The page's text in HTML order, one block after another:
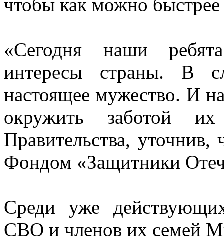
чтобы как можно
«Сегодня наши
интересы страны. В
настоящее мужество. И
окружить заботой
Правительства, уточнив,
Фондом «Защитники
Среди уже
СВО и членов их семей